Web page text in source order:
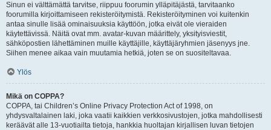
Sinun ei välttämättä tarvitse, riippuu foorumin ylläpitäjästä, tarvitaanko
foorumilla kirjoittamiseen rekisteröitymistä. Rekisteröityminen voi kuitenkin
antaa sinulle lisää ominaisuuksia käyttöön, jotka eivät ole vieraiden
käytettävissä. Näitä ovat mm. avatar-kuvan määrittely, yksityisviestit,
sähköpostien lähettäminen muille käyttäjille, käyttäjäryhmien jäsenyys jne.
Siihen menee aikaa vain muutamia hetkiä, joten se on suositeltavaa.
Ylös
Mikä on COPPA?
COPPA, tai Children’s Online Privacy Protection Act of 1998, on
yhdysvaltalainen laki, joka vaatii kaikkien verkkosivustojen, jotka mahdollisesti
keräävät alle 13-vuotiailta tietoja, hankkia huoltajan kirjallisen luvan tietojen